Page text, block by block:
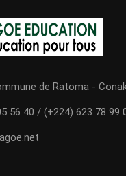
de Ratoma -
56 40 / (+224) 623 78 99